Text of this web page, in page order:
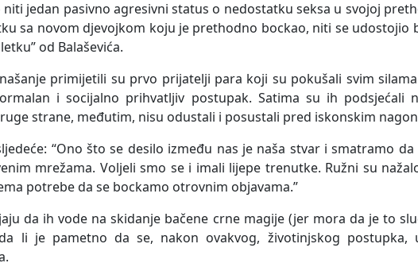
niti jedan pasivno agresivni status o nedostatku seksa u svojoj
sa novom djevojkom koju je prethodno bockao, niti se udostojio
od Balaševića.
primijetili su prvo prijatelji para koji su pokušali svim
i socijalno prihvatljiv postupak. Satima su ih podsjećali
strane, međutim, nisu odustali i posustali pred iskonskim
“Ono što se desilo između nas je naša stvar i smatramo
mrežama. Voljeli smo se i imali lijepe trenutke. Ružni su
potrebe da se bockamo otrovnim objavama.”
da ih vode na skidanje bačene crne magije (jer mora da je to
li je pametno da se, nakon ovakvog, životinjskog postupka,